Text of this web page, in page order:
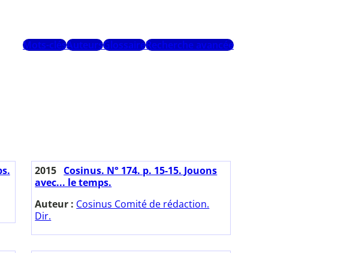
Mots-clésAuteursGlossaireRecherche avancée
2015 Cosinus. N° 174. p. 15-15. Jouons
avec... le temps.
Auteur : Cosinus Comité de rédaction.
Dir.